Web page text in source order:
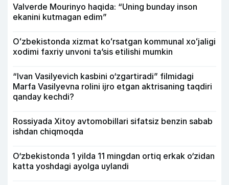
Valverde Mourinyo haqida: “Uning bunday inson
ekanini kutmagan edim”
Oʻzbekistonda xizmat koʻrsatgan kommunal xoʻjaligi
xodimi faxriy unvoni taʼsis etilishi mumkin
“Ivan Vasilyevich kasbini o‘zgartiradi” filmidagi
Marfa Vasilyevna rolini ijro etgan aktrisaning taqdiri
qanday kechdi?
Rossiyada Xitoy avtomobillari sifatsiz benzin sabab
ishdan chiqmoqda
O‘zbekistonda 1 yilda 11 mingdan ortiq erkak o‘zidan
katta yoshdagi ayolga uylandi